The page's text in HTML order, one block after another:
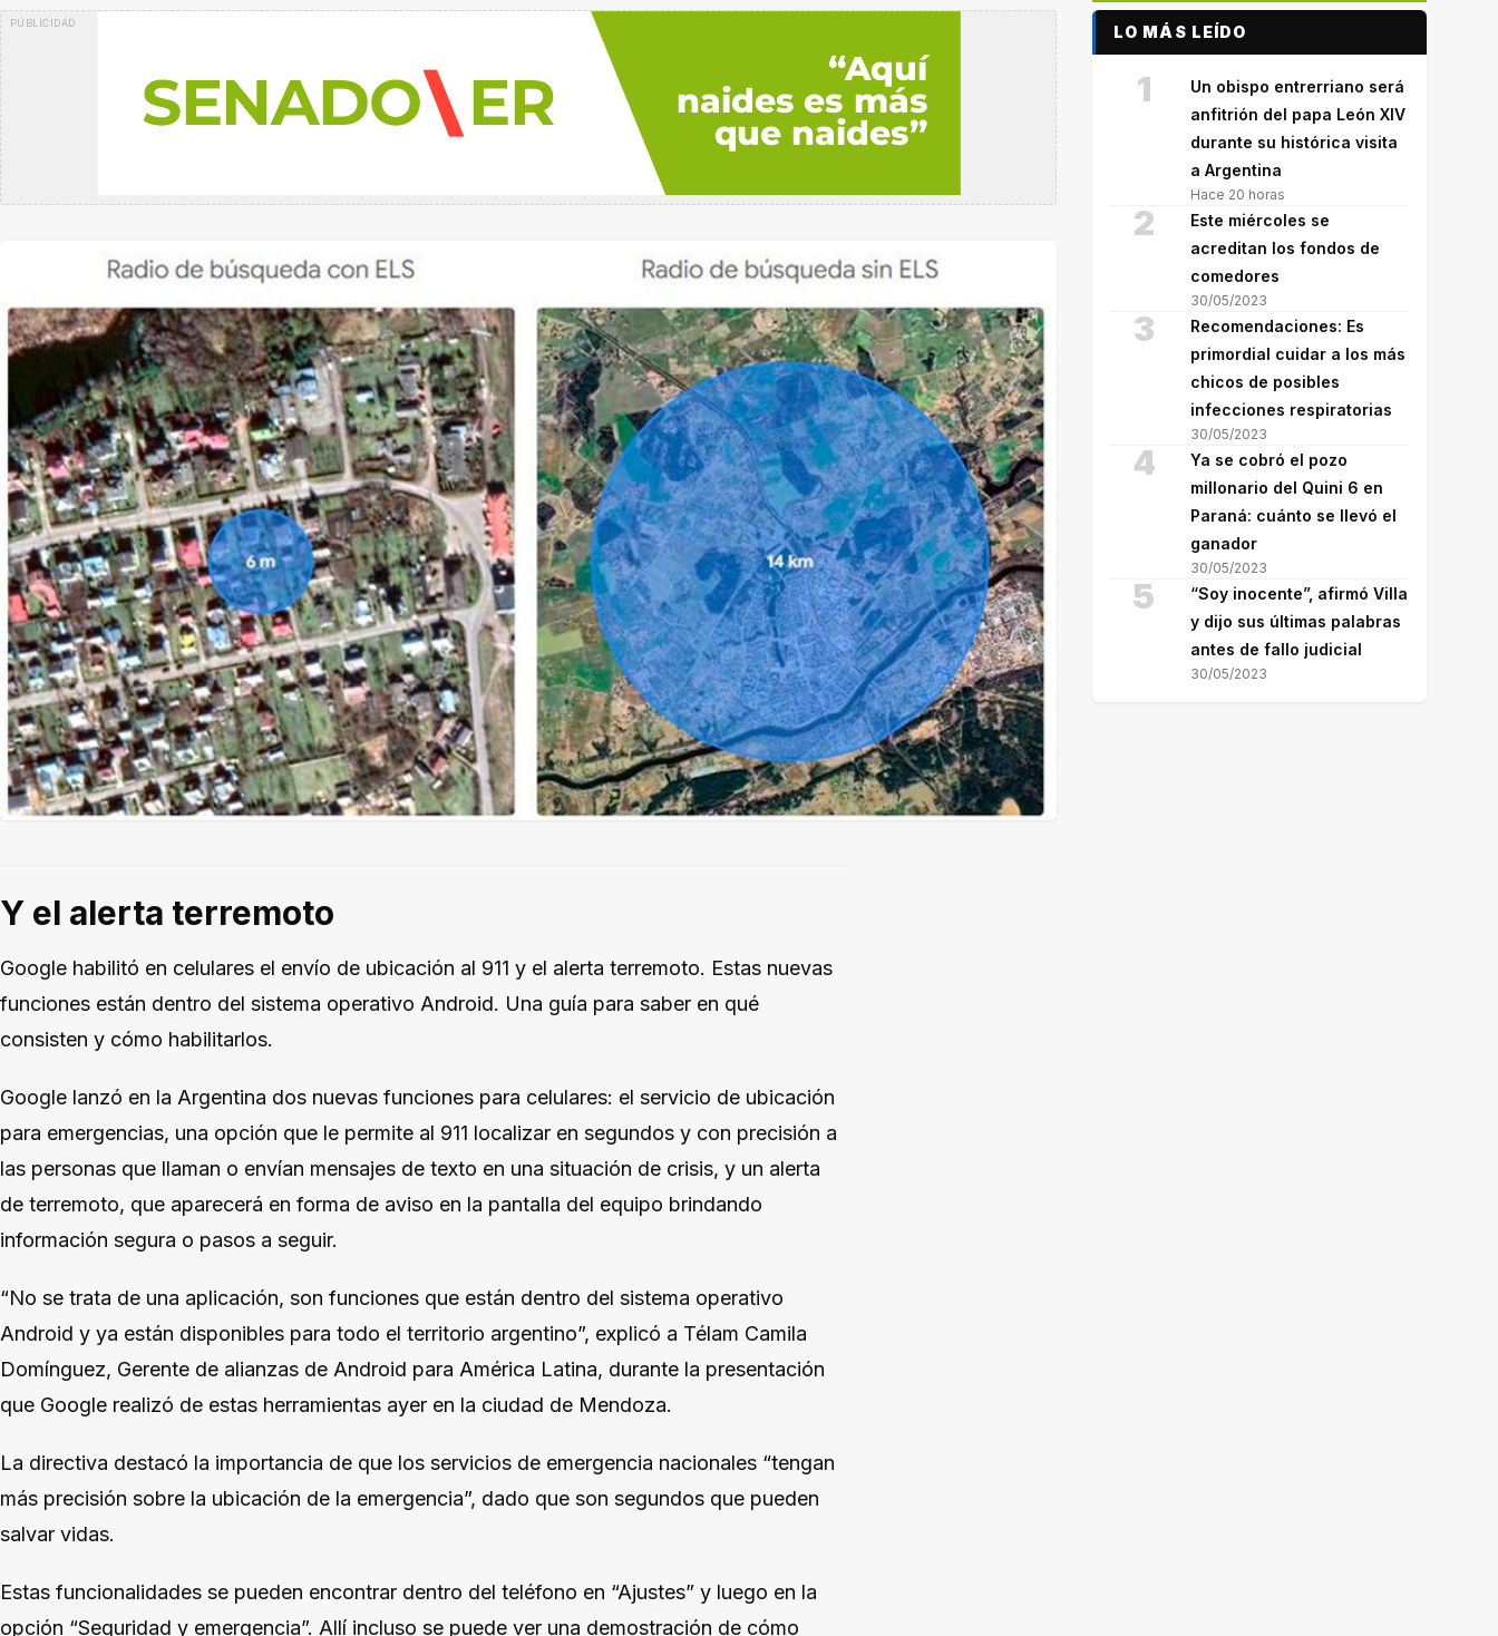
Y el alerta terremoto
Google habilitó en celulares el envío de ubicación al 911 y el alerta terremoto. Estas nuevas
funciones están dentro del sistema operativo Android. Una guía para saber en qué
consisten y cómo habilitarlos.
Google lanzó en la Argentina dos nuevas funciones para celulares: el servicio de ubicación
para emergencias, una opción que le permite al 911 localizar en segundos y con precisión a
las personas que llaman o envían mensajes de texto en una situación de crisis, y un alerta
de terremoto, que aparecerá en forma de aviso en la pantalla del equipo brindando
información segura o pasos a seguir.
“No se trata de una aplicación, son funciones que están dentro del sistema operativo
Android y ya están disponibles para todo el territorio argentino”, explicó a Télam Camila
Domínguez, Gerente de alianzas de Android para América Latina, durante la presentación
que Google realizó de estas herramientas ayer en la ciudad de Mendoza.
La directiva destacó la importancia de que los servicios de emergencia nacionales “tengan
más precisión sobre la ubicación de la emergencia”, dado que son segundos que pueden
salvar vidas.
Estas funcionalidades se pueden encontrar dentro del teléfono en “Ajustes” y luego en la
opción “Seguridad y emergencia”. Allí incluso se puede ver una demostración de cómo
LO MÁS LEÍDO
1
Un obispo entrerriano será
anfitrión del papa León XIV
durante su histórica visita
a Argentina
Hace 20 horas
2
Este miércoles se
acreditan los fondos de
comedores
30/05/2023
3
Recomendaciones: Es
primordial cuidar a los más
chicos de posibles
infecciones respiratorias
30/05/2023
4
Ya se cobró el pozo
millonario del Quini 6 en
Paraná: cuánto se llevó el
ganador
30/05/2023
5
“Soy inocente”, afirmó Villa
y dijo sus últimas palabras
antes de fallo judicial
30/05/2023